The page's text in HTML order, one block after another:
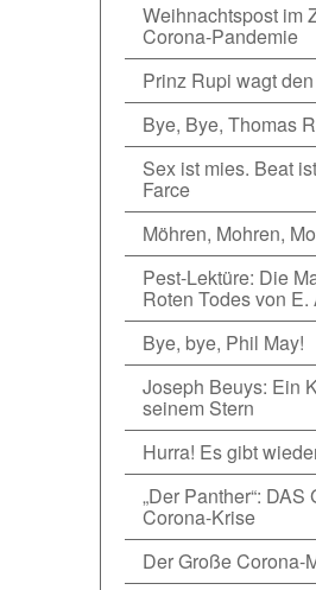
Weihnachtspost im
Corona-Pandemie
Prinz Rupi wagt
Bye, Bye, Thomas
Sex ist mies. Beat
Farce
Möhren, Mohren,
Pest-Lektüre: Die
Roten Todes von E.
Bye, bye, Phil May!
Joseph Beuys: Ein
seinem Stern
Hurra! Es gibt
„Der Panther“: DAS
Corona-Krise
Der Große Corona-